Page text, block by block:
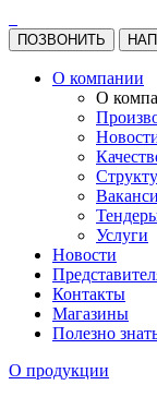
ПОЗВОНИТЬ
О компании
О
Услуги
Новости
Контакты
Магазины
Полезно
О продукции